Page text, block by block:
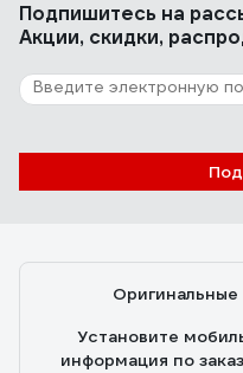
Подпишитесь на
Акции, скидки,
Оригинальные
Установите
информация по